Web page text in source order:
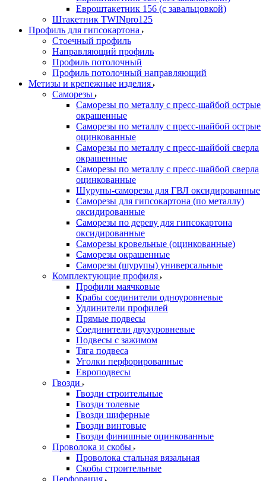
Евроштакетник 156 (с завальцовкой)
Штакетник TWINpro125
Профиль для гипсокартона
Стоечный профиль
Направляющий профиль
Профиль потолочный
Профиль потолочный направляющий
Метизы и крепежные изделия
Саморезы
Саморезы по металлу с пресс-шайбой острые
окрашенные
Саморезы по металлу с пресс-шайбой острые
оцинкованные
Саморезы по металлу с пресс-шайбой сверла
окрашенные
Саморезы по металлу с пресс-шайбой сверла
оцинкованные
Шурупы-саморезы для ГВЛ оксидированные
Саморезы для гипсокартона (по металлу)
оксидированные
Саморезы по дереву для гипсокартона
оксидированные
Саморезы кровельные (оцинкованные)
Саморезы окрашенные
Саморезы (шурупы) универсальные
Комплектующие профиля
Профили маячковые
Крабы соединители одноуровневые
Удлинители профилей
Прямые подвесы
Соединители двухуровневые
Подвесы с зажимом
Тяга подвеса
Уголки перфорированные
Европодвесы
Гвозди
Гвозди строительные
Гвозди толевые
Гвозди шиферные
Гвозди винтовые
Гвозди финишные оцинкованные
Проволока и скобы
Проволока стальная вязальная
Скобы строительные
Перфорация